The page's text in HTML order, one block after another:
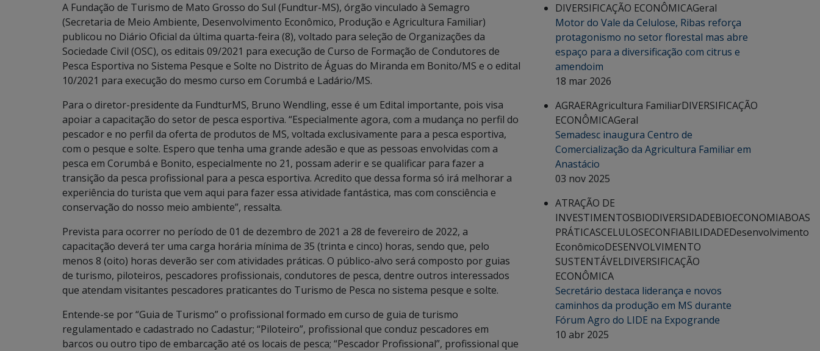
A Fundação de Turismo de Mato Grosso do Sul (Fundtur-MS), órgão vinculado à Semagro
(Secretaria de Meio Ambiente, Desenvolvimento Econômico, Produção e Agricultura Familiar)
publicou no Diário Oficial da última quarta-feira (8), voltado para seleção de Organizações da
Sociedade Civil (OSC), os editais 09/2021 para execução de Curso de Formação de Condutores de
Pesca Esportiva no Sistema Pesque e Solte no Distrito de Águas do Miranda em Bonito/MS e o edital
10/2021 para execução do mesmo curso em Corumbá e Ladário/MS.
Para o diretor-presidente da FundturMS, Bruno Wendling, esse é um Edital importante, pois visa
apoiar a capacitação do setor de pesca esportiva. “Especialmente agora, com a mudança no perfil do
pescador e no perfil da oferta de produtos de MS, voltada exclusivamente para a pesca esportiva,
com o pesque e solte. Espero que tenha uma grande adesão e que as pessoas envolvidas com a
pesca em Corumbá e Bonito, especialmente no 21, possam aderir e se qualificar para fazer a
transição da pesca profissional para a pesca esportiva. Acredito que dessa forma só irá melhorar a
experiência do turista que vem aqui para fazer essa atividade fantástica, mas com consciência e
conservação do nosso meio ambiente”, ressalta.
Prevista para ocorrer no período de 01 de dezembro de 2021 a 28 de fevereiro de 2022, a
capacitação deverá ter uma carga horária mínima de 35 (trinta e cinco) horas, sendo que, pelo
menos 8 (oito) horas deverão ser com atividades práticas. O público-alvo será composto por guias
de turismo, piloteiros, pescadores profissionais, condutores de pesca, dentre outros interessados
que atendam visitantes pescadores praticantes do Turismo de Pesca no sistema pesque e solte.
Entende-se por “Guia de Turismo” o profissional formado em curso de guia de turismo
regulamentado e cadastrado no Cadastur; “Piloteiro”, profissional que conduz pescadores em
barcos ou outro tipo de embarcação até os locais de pesca; “Pescador Profissional”, profissional que
DIVERSIFICAÇÃO ECONÔMICAGeral
Motor do Vale da Celulose, Ribas reforça
protagonismo no setor florestal mas abre
espaço para a diversificação com citrus e
amendoim
18 mar 2026
AGRAERAgricultura FamiliarDIVERSIFICAÇÃO
ECONÔMICAGeral
Semadesc inaugura Centro de
Comercialização da Agricultura Familiar em
Anastácio
03 nov 2025
ATRAÇÃO DE
INVESTIMENTOSBIODIVERSIDADEBIOECONOMIABOAS
PRÁTICASCELULOSECONFIABILIDADEDesenvolvimento
EconômicoDESENVOLVIMENTO
SUSTENTÁVELDIVERSIFICAÇÃO
ECONÔMICA
Secretário destaca liderança e novos
caminhos da produção em MS durante
Fórum Agro do LIDE na Expogrande
10 abr 2025